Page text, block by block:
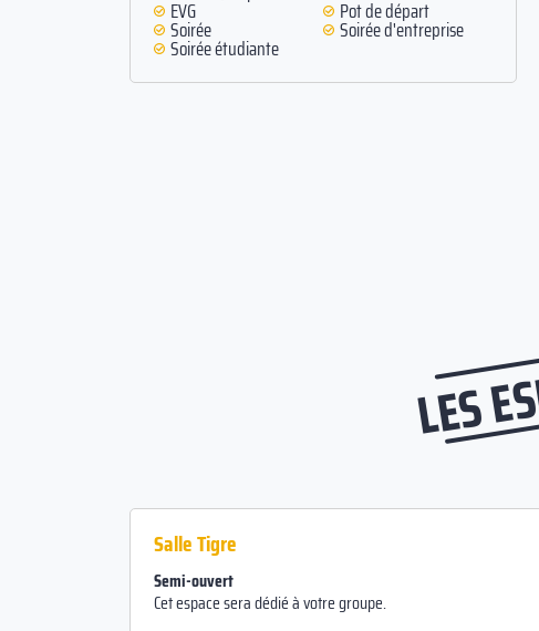
EVG Pot de départ
Soirée Soirée d'entreprise
Soirée étudiante
LES
Salle Tigre
Semi-ouvert
Cet espace sera dédié à votre groupe.